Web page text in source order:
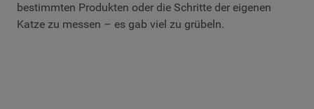
bestimmten Produkten oder die Schritte der eigenen
Katze zu messen – es gab viel zu grübeln.